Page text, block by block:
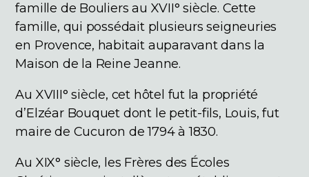
famille de Bouliers au XVII° siècle. Cette
famille, qui possédait plusieurs seigneuries
en Provence, habitait auparavant dans la
Maison de la Reine Jeanne.
Au XVIII° siècle, cet hôtel fut la propriété
d’Elzéar Bouquet dont le petit-fils, Louis, fut
maire de Cucuron de 1794 à 1830.
Au XIX° siècle, les Frères des Écoles